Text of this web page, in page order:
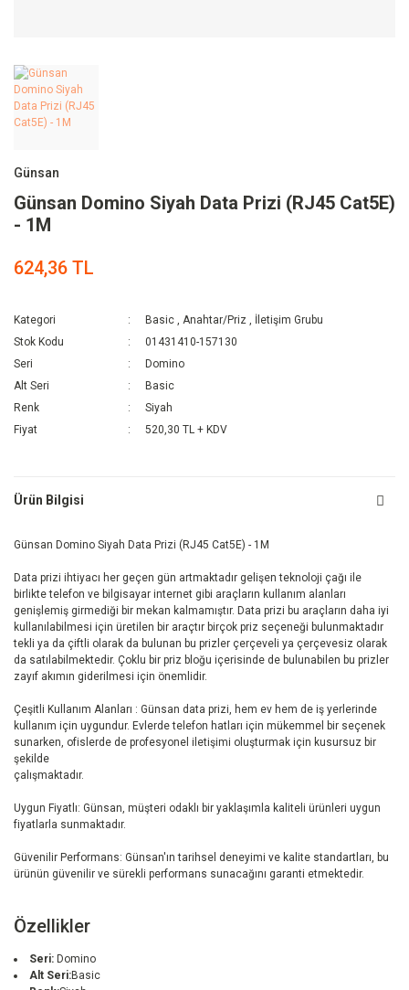
Günsan
Günsan Domino Siyah Data Prizi (RJ45 Cat5E)
- 1M
624,36 TL
Kategori Basic ,Anahtar/Priz , İletişim Grubu
Stok Kodu
01431410-157130
Seri
Domino
Alt Seri
Basic
Renk
Siyah
Fiyat
520,30 TL + KDV
Ürün Bilgisi
Günsan Domino Siyah Data Prizi (RJ45 Cat5E) - 1M
Data prizi ihtiyacı her geçen gün artmaktadır gelişen teknoloji çağı ile
birlikte telefon ve bilgisayar internet gibi araçların kullanım alanları
genişlemiş girmediği bir mekan kalmamıştır. Data prizi bu araçların daha iyi
kullanılabilmesi için üretilen bir araçtır birçok priz seçeneği bulunmaktadır
tekli ya da çiftli olarak da bulunan bu prizler çerçeveli ya çerçevesiz olarak
da satılabilmektedir. Çoklu bir priz bloğu içerisinde de bulunabilen bu prizler
zayıf akımın giderilmesi için önemlidir.
Çeşitli Kullanım Alanları : Günsan data prizi, hem ev hem de iş yerlerinde
kullanım için uygundur. Evlerde telefon hatları için mükemmel bir seçenek
sunarken, ofislerde de profesyonel iletişimi oluşturmak için kusursuz bir
şekilde
çalışmaktadır.
Uygun Fiyatlı: Günsan, müşteri odaklı bir yaklaşımla kaliteli ürünleri uygun
fiyatlarla sunmaktadır.
Güvenilir Performans: Günsan'ın tarihsel deneyimi ve kalite standartları, bu
ürünün güvenilir ve sürekli performans sunacağını garanti etmektedir.
Özellikler
Seri: Domino
Alt Seri:Basic